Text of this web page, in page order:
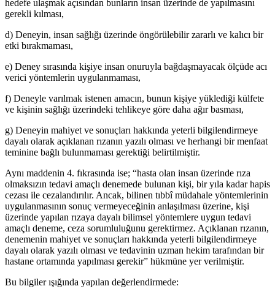
hedefe ulaşmak açısından bunların insan üzerinde de yapılmasını
gerekli kılması,
d) Deneyin, insan sağlığı üzerinde öngörülebilir zararlı ve kalıcı bir
etki bırakmaması,
e) Deney sırasında kişiye insan onuruyla bağdaşmayacak ölçüde acı
verici yöntemlerin uygulanmaması,
f) Deneyle varılmak istenen amacın, bunun kişiye yüklediği külfete
ve kişinin sağlığı üzerindeki tehlikeye göre daha ağır basması,
g) Deneyin mahiyet ve sonuçları hakkında yeterli bilgilendirmeye
dayalı olarak açıklanan rızanın yazılı olması ve herhangi bir menfaat
teminine bağlı bulunmaması gerektiği belirtilmiştir.
Aynı maddenin 4. fıkrasında ise; “hasta olan insan üzerinde rıza
olmaksızın tedavi amaçlı denemede bulunan kişi, bir yıla kadar hapis
cezası ile cezalandırılır. Ancak, bilinen tıbbî müdahale yöntemlerinin
uygulanmasının sonuç vermeyeceğinin anlaşılması üzerine, kişi
üzerinde yapılan rızaya dayalı bilimsel yöntemlere uygun tedavi
amaçlı deneme, ceza sorumluluğunu gerektirmez. Açıklanan rızanın,
denemenin mahiyet ve sonuçları hakkında yeterli bilgilendirmeye
dayalı olarak yazılı olması ve tedavinin uzman hekim tarafından bir
hastane ortamında yapılması gerekir” hükmüne yer verilmiştir.
Bu bilgiler ışığında yapılan değerlendirmede: